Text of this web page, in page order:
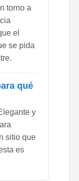
torno a
el
se pida
qué
y
sitio que
es